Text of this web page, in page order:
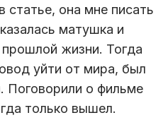
статье, она мне писать
матушка и
жизни. Тогда
уйти от мира, был
Поговорили о фильме
только вышел.